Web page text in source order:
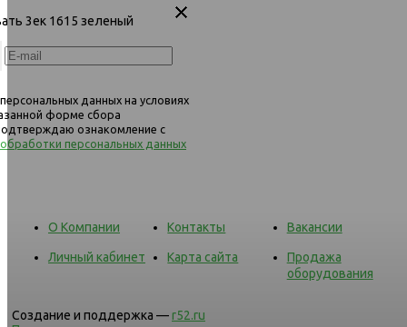
3ек 1615 зеленый
данных на условиях
форме сбора
ознакомление с
персональных данных
О Компании Контакты Вакансии
Личный кабинет Карта сайта
Продажа
оборудования
Создание и поддержка —r52.ru